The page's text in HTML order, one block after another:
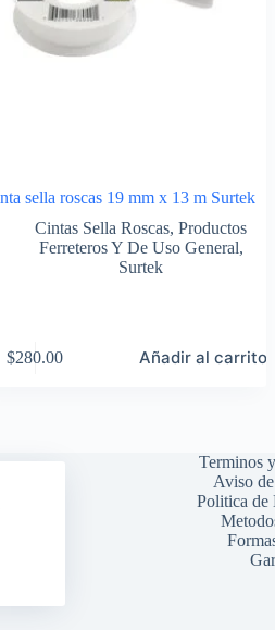
sella roscas 19 mm x 13 m Surtek
Cintas Sella Roscas,Productos
Ferreteros Y De Uso General,
Surtek
$280.00 Añadir al carrito
Terminos
Aviso
Politica de